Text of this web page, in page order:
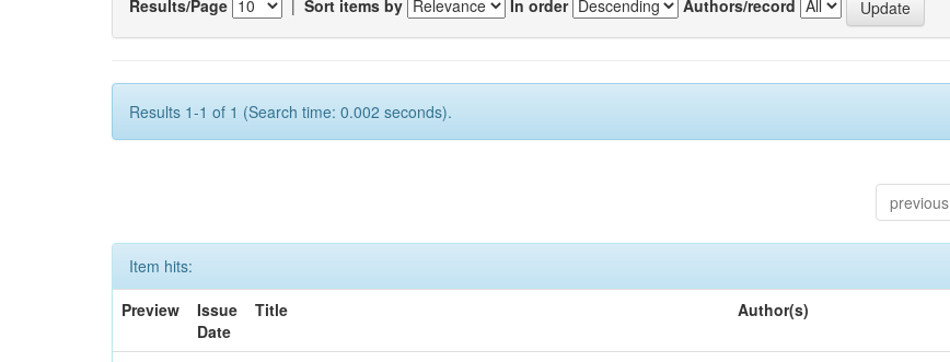
Results/Page | Sort items by In order Authors/record
Results 1-1 of 1 (Search time: 0.002 seconds).
previous
Item hits:
Preview
Issue
Date
Title Author(s)